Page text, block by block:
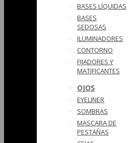
BASES LÍQUIDAS
BASES
SEDOSAS
ILUMINADORES
CONTORNO
FIJADORES Y
MATIFICANTES
OJOS
EYELINER
SOMBRAS
MASCARA DE
PESTAÑAS